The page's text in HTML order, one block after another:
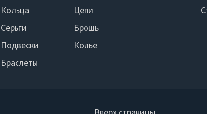
Кольца
Серьги
Подвески
Браслеты
Цепи
Брошь
Колье